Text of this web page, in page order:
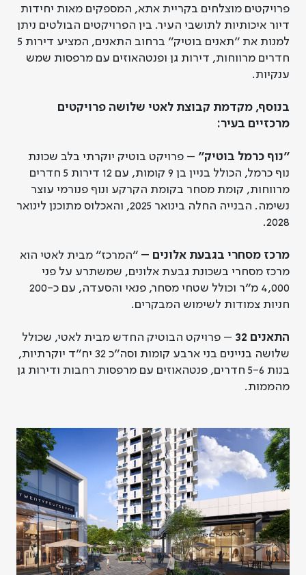
פרויקטים מוצלחים בקריית אתא, המספקים מאות יחידות
דיור איכותיות לתושבי העיר. בין הפרויקטים הבולטים ניתן
למנות את "תאנים בוטיק" ברחוב התאנים, המציע דירות 5
חדרים מרווחות, דירות גן ופנטהאוזים עם מרפסות שמש
ענקיות.
בנוסף, מקדמת קבוצת לאטי שלושה פרויקטים
מרכזיים בעיר:
"נוף כרמל בוטיק" – פרויקט בוטיק יוקרתי בלב שכונת
נוף כרמל, הכולל בניין בן 9 קומות, עם 12 דירות 5 חדרים
מרווחות, קומת מסחר בקומת הקרקע ונוף פנורמי עוצר
נשימה. הבנייה החלה בינואר 2025, והאכלוס מתוכנן לינואר
2028.
מרכז מסחרי בגבעת אלונים – "המרכז" מבית לאטי הוא
מרכז מסחרי בשכונת גבעת אלונים, שמשתרע על פני
4,000 מ"ר וכולל שטחי מסחר, פנאי והסעדה, עם כ-200
חניות צמודות לשימוש המבקרים.
התאנים 32
– פרויקט הבוטיק החדש מבית לאטי, שכולל
שלושה בניינים בני ארבע קומות וסה"כ 32 יח"ד יוקרתיות,
בנות 5-6 חדרים, פנטהאוזים עם מרפסות רחבות ודירות גן
מהממות.